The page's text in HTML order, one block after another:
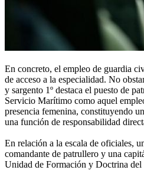
En concreto, el empleo de guardia
de acceso a la especialidad. No
y sargento 1º destaca el puesto de
Servicio Marítimo como aquel
presencia femenina, constituyendo
una función de responsabilidad
En relación a la escala de oficiales,
comandante de patrullero y una
Unidad de Formación y Doctrina